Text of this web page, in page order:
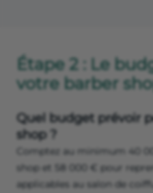
Étape 2 : Le
votre barber
Quel budget prévoir
shop ?
Comptez au minimum 40
shop et 58 000 € pour
applicables au salon de